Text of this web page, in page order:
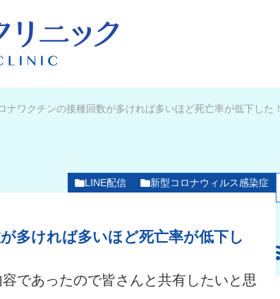
ナワクチンの接種回数が多ければ多いほど死亡率が低下した！
LINE配信 新型コロナウィルス感染症
多ければ多いほど死亡率が低下し
であったので皆さんと共有したいと思